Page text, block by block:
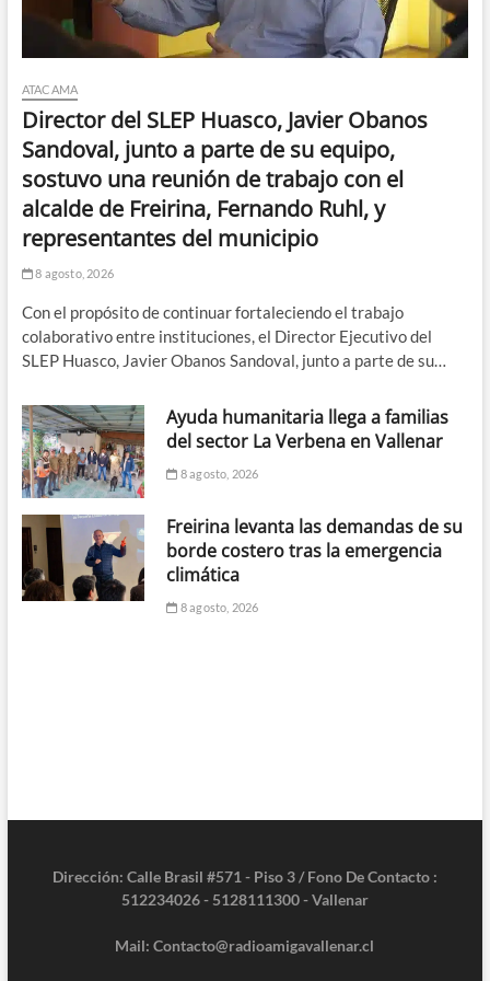
ATACAMA
Director del SLEP Huasco, Javier Obanos
Sandoval, junto a parte de su equipo,
sostuvo una reunión de trabajo con el
alcalde de Freirina, Fernando Ruhl, y
representantes del municipio
8 agosto, 2026
Con el propósito de continuar fortaleciendo el trabajo
colaborativo entre instituciones, el Director Ejecutivo del
SLEP Huasco, Javier Obanos Sandoval, junto a parte de su…
Ayuda humanitaria llega a familias
del sector La Verbena en Vallenar
8 agosto, 2026
Freirina levanta las demandas de su
borde costero tras la emergencia
climática
8 agosto, 2026
Dirección: Calle Brasil #571 - Piso 3 / Fono De Contacto :
512234026 - 5128111300 - Vallenar
Mail: Contacto@radioamigavallenar.cl